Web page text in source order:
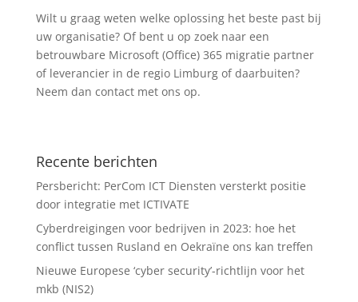
Wilt u graag weten welke oplossing het beste past bij
uw organisatie? Of bent u op zoek naar een
betrouwbare Microsoft (Office) 365 migratie partner
of leverancier in de regio Limburg of daarbuiten?
Neem dan contactmet ons op.
Recente berichten
Persbericht: PerCom ICT Diensten versterkt positie
door integratie met ICTIVATE
Cyberdreigingen voor bedrijven in 2023: hoe het
conflict tussen Rusland en Oekraïne ons kan treffen
Nieuwe Europese ‘cyber security’-richtlijn voor het
mkb (NIS2)